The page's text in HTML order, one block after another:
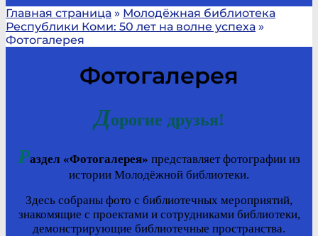
Главная страница » Молодёжная библиотека
Республики Коми: 50 лет на волне успеха »
Фотогалерея
Фотогалерея
Дорогие друзья!
Раздел «Фотогалерея» представляет фотографии из
истории Молодёжной библиотеки.
Здесь собраны фото с библиотечных мероприятий,
знакомящие с проектами и сотрудниками библиотеки,
демонстрирующие библиотечные пространства.